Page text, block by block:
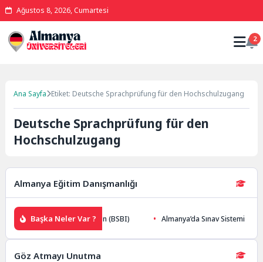
Ağustos 8, 2026, Cumartesi
2
Ana Sayfa Etiket: Deutsche Sprachprüfung für den Hochschulzugang
Deutsche Sprachprüfung für den
Hochschulzugang
Almanya Eğitim Danışmanlığı
Başka Neler Var ?
of Business and Innovation (BSBI) Almanya’da Sınav Sistemi
Göz Atmayı Unutma